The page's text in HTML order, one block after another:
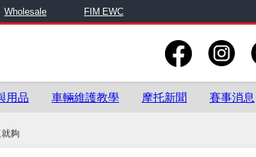
Wholesale FIM EWC
用品 車輛維護教學 摩托新聞 賽事消息
夠